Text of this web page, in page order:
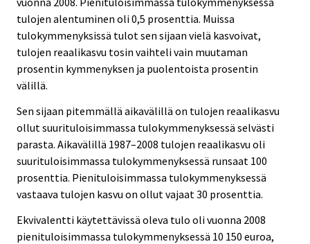
tulojen alentuminen oli 0,5 prosenttia. Muissa
tulokymmenyksissä tulot sen sijaan vielä kasvoivat,
tulojen reaalikasvu tosin vaihteli vain muutaman
prosentin kymmenyksen ja puolentoista prosentin
välillä.
Sen sijaan pitemmällä aikavälillä on tulojen reaalikasvu
ollut suurituloisimmassa tulokymmenyksessä selvästi
parasta. Aikavälillä 1987–2008 tulojen reaalikasvu oli
suurituloisimmassa tulokymmenyksessä runsaat 100
prosenttia. Pienituloisimmassa tulokymmenyksessä
vastaava tulojen kasvu on ollut vajaat 30 prosenttia.
Ekvivalentti käytettävissä oleva tulo oli vuonna 2008
pienituloisimmassa tulokymmenyksessä 10 150 euroa,